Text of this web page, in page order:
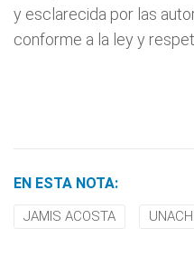
y esclarecida por las
conforme a la ley y
EN ESTA NOTA:
JAMIS ACOSTA UNACHI